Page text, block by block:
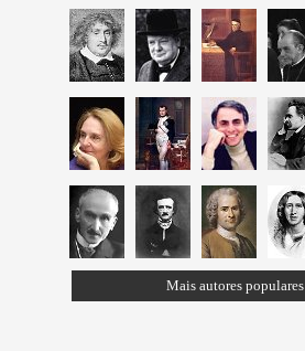
Mais autores populares